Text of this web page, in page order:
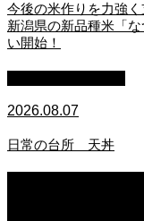
今後の米作りを力強
新潟県の新品種米「
い開始！
2026.08.07
日常の台所 天丼